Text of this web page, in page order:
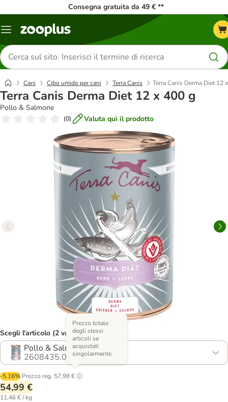
Consegna gratuita da 49 € **
Overview
Cerca
prodotti
Cani Cibo umido per cani Terra Canis Terra Canis Derma Diet 12
Terra Canis Derma Diet 12 x 400 g
Pollo & Salmone
(0) Valuta qui il prodotto
Scegli l'articolo (2 varianti)
Pollo & Salmone
2608435.0
-5.16% Prezzo reg. 57,98 €
Prezzo totale
degli stessi
articoli se
acquistati
singolarmente
54,99 €
11,46 € / kg